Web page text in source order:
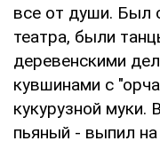
все от души. Был
театра, были
деревенскими
кувшинами с
кукурузной муки.
пьяный - выпил